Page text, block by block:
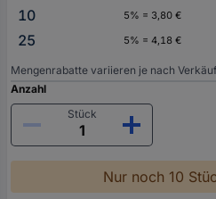
10
5% = 3,80 €
25
5% = 4,18 €
Mengenrabatte variieren je nach
Anzahl
Stück
Nur noch 10